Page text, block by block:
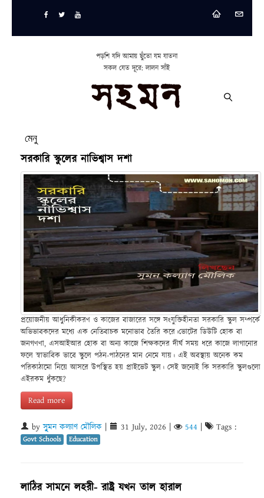
পড়শি যদি আমায় ছুঁতো যম যাতনা
সকল যেত দূরে: লালন সাঁই
মেনু
সরকারি স্কুলের নাভিশ্বাস দশা
প্রয়োজনীয় আধুনিকীকরণ ও কাজের বাজারের সঙ্গে সংযুক্তিহীনতা সরকারি স্কুল সম্পর্কে
অভিভাবকদের মধ্যে এক নেতিবাচক মনোভাব তৈরি করে।ভোটের ডিউটি হোক বা
জনগণণা, এসআইআর হোক বা অন্য কাজে শিক্ষকদের দীর্ঘ সময় ধরে কাজে লাগানোর
ফলে স্বাভাবিক ভাবে স্কুলে পঠন-পাঠনের মান নেমে যায়। এই অবস্থায় অনেক কম
পরিকাঠামো নিয়ে আসরে উপস্থিত হয় প্রাইভেট স্কুল। সেই জন্যেই কি সরকারি স্কুলগুলো
এইরকম ধুঁকছে?
Read more
byসুৃমন কল্যাণ মৌলিক 31 July, 2026 544 Tags :
Govt Schools Education
লাঠির সামনে লহরী- রাষ্ট্র যখন তাল হারাল